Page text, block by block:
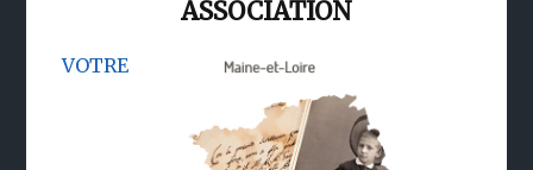
ASSOCIATION
VOTRE